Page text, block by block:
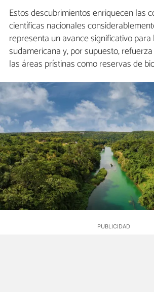
Estos descubrimientos enriquecen las
científicas nacionales
representa un avance significativo para
sudamericana y, por supuesto,
las áreas prístinas como reservas de